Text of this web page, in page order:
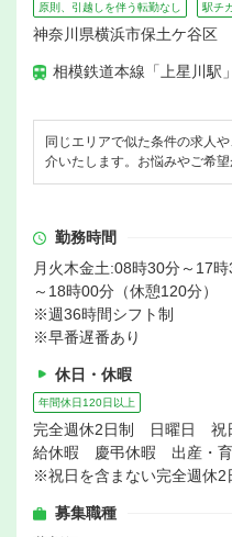
原則、引越しを伴う転勤なし 駅チ
神奈川県横浜市保土ケ谷区
相模鉄道本線「上星川駅
同じエリアで似た条件の求人
介いたします。お悩みやご希
勤務時間
月火木金土:08時30分～17
～18時00分（休憩120分）
※週36時間シフト制
※早番遅番あり
休日・休暇
年間休日120日以上
完全週休2日制 日曜日
給休暇 慶弔休暇 出産・
※祝日を含まない完全週休2
募集職種